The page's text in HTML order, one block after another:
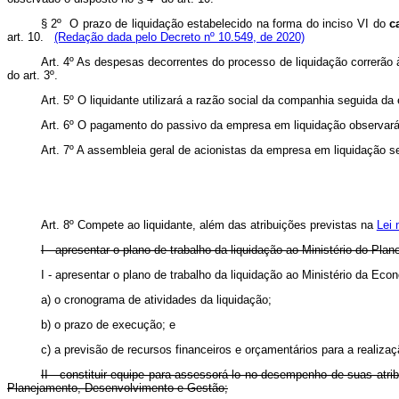
§ 2º O prazo de liquidação estabelecido na forma do inciso VI do
art. 10.
(Redação dada pelo Decreto nº 10.549, de 2020)
Art. 4º As despesas decorrentes do processo de liquidação
do art. 3º.
Art. 5º O liquidante utilizará a razão social da companhia seguida
Art. 6º O pagamento do passivo da empresa em liquidação
Art. 7º A assembleia geral de acionistas da empresa em liquidação
Art. 8º Compete ao liquidante, além das atribuições previstas na Lei
I - apresentar o plano de trabalho da liquidação ao Ministério do
I - apresentar o plano de trabalho da liquidação ao Ministério da
a) o cronograma de atividades da liquidação;
b) o prazo de execução; e
c) a previsão de recursos financeiros e orçamentários para a
II - constituir equipe para assessorá-lo no desempenho de suas
Planejamento, Desenvolvimento e Gestão;